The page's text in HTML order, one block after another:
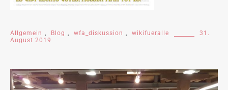
Allgemein , Blog , wfa_diskussion , wikifueralle
31.
August 2019